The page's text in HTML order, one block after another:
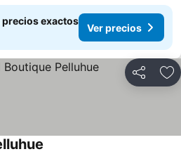
precios exactos
Ver precios
Compartir